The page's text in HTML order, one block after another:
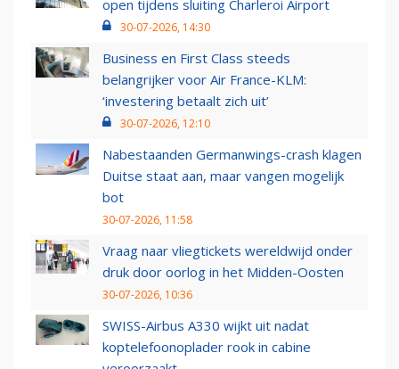
open tijdens sluiting Charleroi Airport
30-07-2026, 14:30
Business en First Class steeds
belangrijker voor Air France-KLM:
‘investering betaalt zich uit’
30-07-2026, 12:10
Nabestaanden Germanwings-crash klagen
Duitse staat aan, maar vangen mogelijk
bot
30-07-2026, 11:58
Vraag naar vliegtickets wereldwijd onder
druk door oorlog in het Midden-Oosten
30-07-2026, 10:36
SWISS-Airbus A330 wijkt uit nadat
koptelefoonoplader rook in cabine